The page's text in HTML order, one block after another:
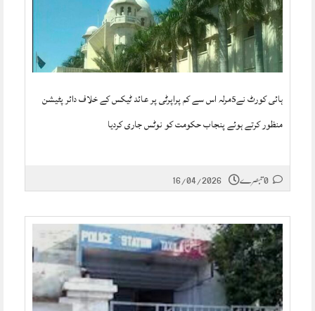
ہائی کورٹ نے5مرلہ اس سے کم پراپرٹی پر عائد ٹیکس کے خلاف دائر پٹیشن
منظور کرتے ہوئے پنجاب حکومت کو نوٹس جاری کردیا
16/04/2026